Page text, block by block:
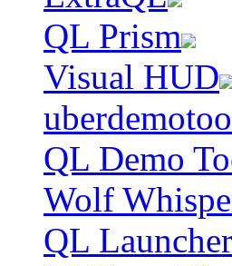
QL Prism
Visual HUD
QL Demo
Wolf
QL